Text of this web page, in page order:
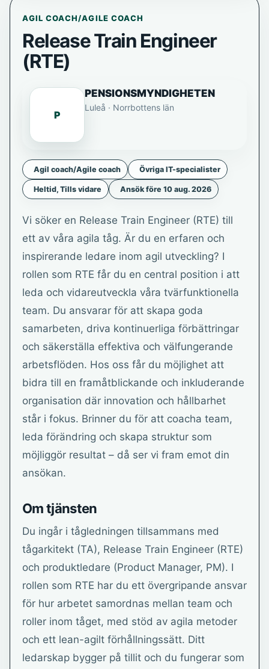
AGIL COACH/AGILE COACH
Release Train Engineer
(RTE)
P
PENSIONSMYNDIGHETEN
Luleå · Norrbottens län
Agil coach/Agile coach Övriga IT-specialister
Heltid, Tills vidare Ansök före 10 aug. 2026
Vi söker en Release Train Engineer (RTE) till
ett av våra agila tåg. Är du en erfaren och
inspirerande ledare inom agil utveckling? I
rollen som RTE får du en central position i att
leda och vidareutveckla våra tvärfunktionella
team. Du ansvarar för att skapa goda
samarbeten, driva kontinuerliga förbättringar
och säkerställa effektiva och välfungerande
arbetsflöden. Hos oss får du möjlighet att
bidra till en framåtblickande och inkluderande
organisation där innovation och hållbarhet
står i fokus. Brinner du för att coacha team,
leda förändring och skapa struktur som
möjliggör resultat – då ser vi fram emot din
ansökan.
Om tjänsten
Du ingår i tågledningen tillsammans med
tågarkitekt (TA), Release Train Engineer (RTE)
och produktledare (Product Manager, PM). I
rollen som RTE har du ett övergripande ansvar
för hur arbetet samordnas mellan team och
roller inom tåget, med stöd av agila metoder
och ett lean-agilt förhållningssätt. Ditt
ledarskap bygger på tillit och du fungerar som